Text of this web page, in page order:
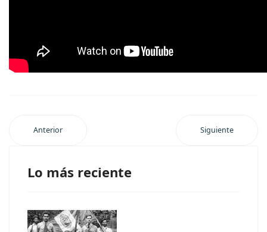
Anterior Siguiente
Lo más reciente